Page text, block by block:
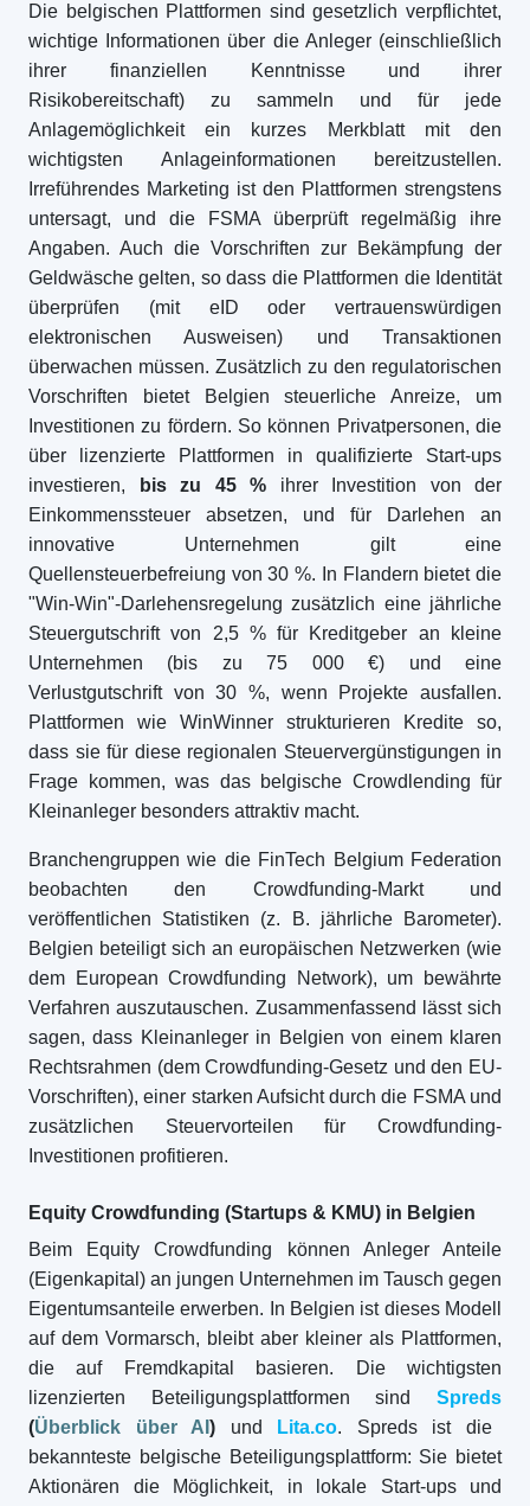
Die belgischen Plattformen sind gesetzlich verpflichtet,
wichtige Informationen über die Anleger (einschließlich
ihrer finanziellen Kenntnisse und ihrer
Risikobereitschaft) zu sammeln und für jede
Anlagemöglichkeit ein kurzes Merkblatt mit den
wichtigsten Anlageinformationen bereitzustellen.
Irreführendes Marketing ist den Plattformen strengstens
untersagt, und die FSMA überprüft regelmäßig ihre
Angaben. Auch die Vorschriften zur Bekämpfung der
Geldwäsche gelten, so dass die Plattformen die Identität
überprüfen (mit eID oder vertrauenswürdigen
elektronischen Ausweisen) und Transaktionen
überwachen müssen. Zusätzlich zu den regulatorischen
Vorschriften bietet Belgien steuerliche Anreize, um
Investitionen zu fördern. So können Privatpersonen, die
über lizenzierte Plattformen in qualifizierte Start-ups
investieren,
bis zu 45 % ihrer Investition von der
Einkommenssteuer absetzen, und für Darlehen an
innovative Unternehmen gilt eine
Quellensteuerbefreiung von 30 %. In Flandern bietet die
"Win-Win"-Darlehensregelung zusätzlich eine jährliche
Steuergutschrift von 2,5 % für Kreditgeber an kleine
Unternehmen (bis zu 75 000 €) und eine
Verlustgutschrift von 30 %, wenn Projekte ausfallen.
Plattformen wie WinWinner strukturieren Kredite so,
dass sie für diese regionalen Steuervergünstigungen in
Frage kommen, was das belgische Crowdlending für
Kleinanleger besonders attraktiv macht.
Branchengruppen wie die FinTech Belgium Federation
beobachten den Crowdfunding-Markt und
veröffentlichen Statistiken (z. B. jährliche Barometer).
Belgien beteiligt sich an europäischen Netzwerken (wie
dem European Crowdfunding Network), um bewährte
Verfahren auszutauschen. Zusammenfassend lässt sich
sagen, dass Kleinanleger in Belgien von einem klaren
Rechtsrahmen (dem Crowdfunding-Gesetz und den EU-
Vorschriften), einer starken Aufsicht durch die FSMA und
zusätzlichen Steuervorteilen für Crowdfunding-
Investitionen profitieren.
Equity Crowdfunding (Startups & KMU) in Belgien
Beim Equity Crowdfunding können Anleger Anteile
(Eigenkapital) an jungen Unternehmen im Tausch gegen
Eigentumsanteile erwerben. In Belgien ist dieses Modell
auf dem Vormarsch, bleibt aber kleiner als Plattformen,
die auf Fremdkapital basieren. Die wichtigsten
lizenzierten Beteiligungsplattformen sind Spreds
(Überblick über AI ) und Lita.co. Spreds ist die
bekannteste belgische Beteiligungsplattform: Sie bietet
Aktionären die Möglichkeit, in lokale Start-ups und